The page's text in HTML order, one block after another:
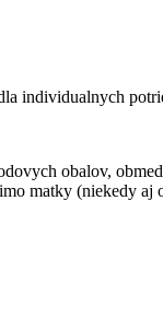
individualnych
obalov,
matky (niekedy